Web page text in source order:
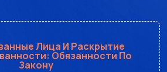
Лица И Раскрытие
Обязанности По
Закону